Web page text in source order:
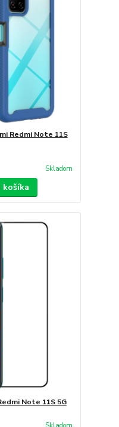
Redmi Note 11S
Skladom
košíka
Note 11S 5G